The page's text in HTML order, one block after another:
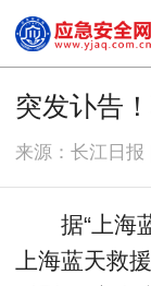
突发讣告
来源：长江日报
据“上海
上海蓝天救